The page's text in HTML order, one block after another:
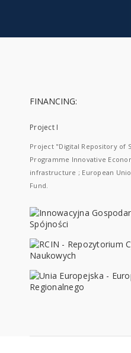
FINANCING:
Project I
Project "Digital Repository of
Programme Innovative
infrastructure ; European
Fund.